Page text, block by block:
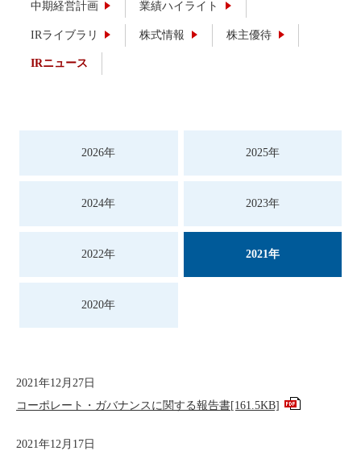
中期経営計画 業績ハイライト
IRライブラリ 株式情報 株主優待
IRニュース
2026年 2025年
2024年 2023年
2022年 2021年
2020年
2021年12月27日
コーポレート・ガバナンスに関する報告書[161.5KB]
2021年12月17日